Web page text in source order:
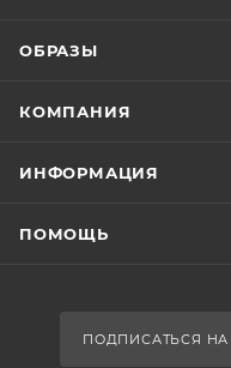
ОБРАЗЫ
КОМПАНИЯ
ИНФОРМАЦИЯ
ПОМОЩЬ
ПОДПИСАТЬСЯ